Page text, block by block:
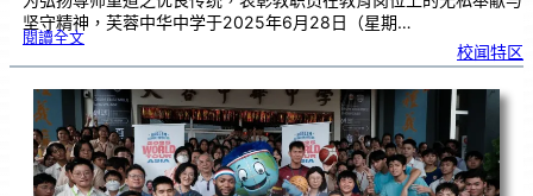
坚守精神，芙蓉中华中学于2025年6月28日（星期…
閱讀全文:2
5
教
师
节
暨
长
期
服
务
奖
颁
奖
典
礼
校闻特区